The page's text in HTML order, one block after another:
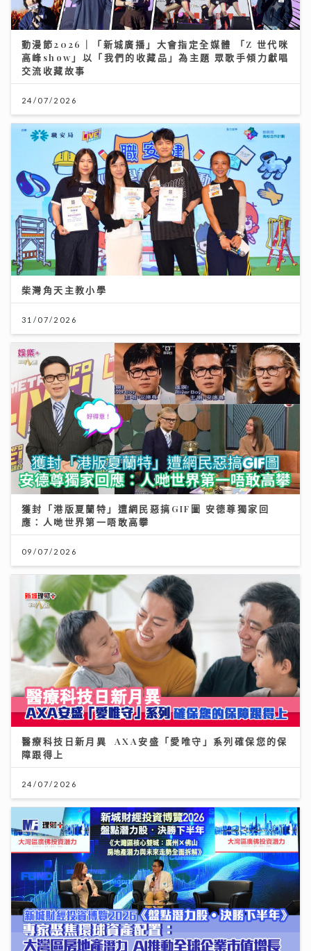
動漫節2026｜「新城廣播」大會指定全媒體 「Z 世代咪
高峰show」以「我們的收藏品」為主題 眾歌手傾力獻唱
交流收藏故事
24/07/2026
柴灣角天主教小學
31/07/2026
獲封「港版夏蘭特」遭網民惡搞GIF圖 安德尊獨家回
應：人哋世界第一唔敢高攀
09/07/2026
醫療科技日新月異 AXA安盛「愛唯守」系列確保您的保
障跟得上
24/07/2026